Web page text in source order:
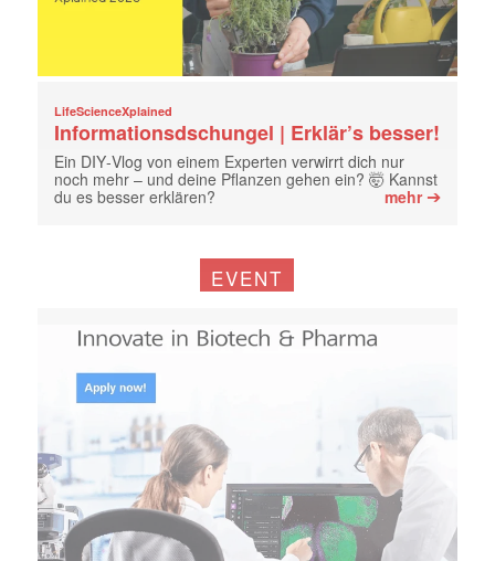
LifeScienceXplained
Informationsdschungel | Erklär’s besser!
Ein DIY‑Vlog von einem Experten verwirrt dich nur
noch mehr – und deine Pflanzen gehen ein? 🤯 Kannst
du es besser erklären?
mehr➔
EVENT